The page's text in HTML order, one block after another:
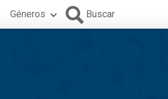
Géneros Buscar